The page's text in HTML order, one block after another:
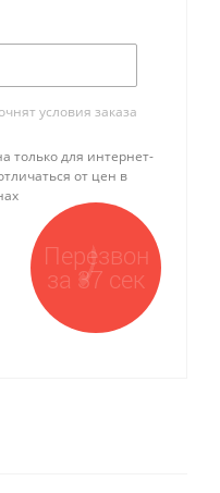
условия заказа
только для интернет-
от цен в
Перезвон
за 37 сек